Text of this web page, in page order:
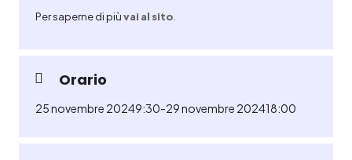
Per saperne di piùvai al sito.
Orario
25 novembre 20249:30-29 novembre 202418:00